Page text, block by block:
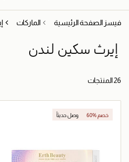
فيسز الصفحة الرئيسية الماركات
إيرث سكين لندن
26 المنتجات
60% خصم وصل حديثاً